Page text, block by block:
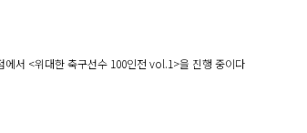
에서 <위대한 축구선수 100인전 vol.1>을 진행 중이다